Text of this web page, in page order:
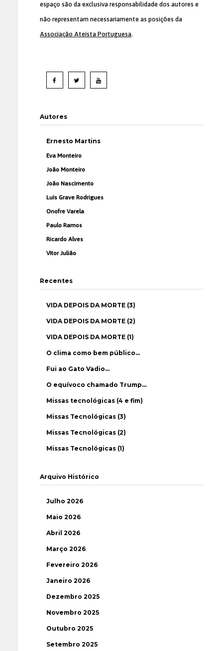
espaço são da exclusiva responsabilidade dos autores e
não representam necessariamente as posições da
Associação Ateísta Portuguesa.
Autores
Ernesto Martins
Eva Monteiro
João Monteiro
João Nascimento
Luís Grave Rodrigues
Onofre Varela
Paulo Ramos
Ricardo Alves
Vítor Julião
Recentes
VIDA DEPOIS DA MORTE (3)
VIDA DEPOIS DA MORTE (2)
VIDA DEPOIS DA MORTE (1)
O clima como bem público…
Fui ao Gato Vadio…
O equívoco chamado Trump…
Missas tecnológicas (4 e fim)
Missas Tecnológicas (3)
Missas Tecnológicas (2)
Missas Tecnológicas (1)
Arquivo Histórico
Julho 2026
Maio 2026
Abril 2026
Março 2026
Fevereiro 2026
Janeiro 2026
Dezembro 2025
Novembro 2025
Outubro 2025
Setembro 2025